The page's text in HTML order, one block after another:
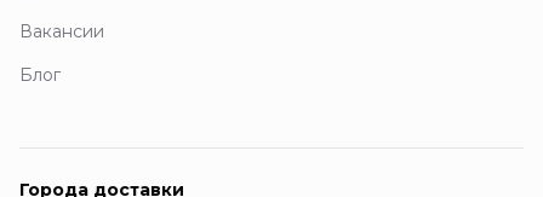
Вакансии
Блог
Города доставки